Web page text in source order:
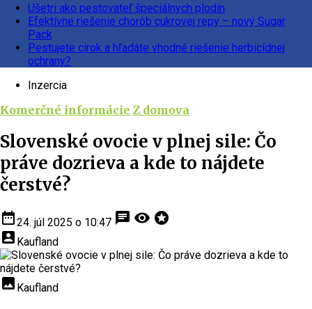
Ušetri ako pestovateľ špeciálnych plodín
Efektívne riešenie chorôb cukrovej repy – nový Sugar
Pack
Pestujete cirok a hľadáte vhodné riešenie herbicídnej
ochrany?
Inzercia
Komerčné informácie Z domova
Slovenské ovocie v plnej sile: Čo
práve dozrieva a kde to nájdete
čerstvé?
date_range24. júl 2025 o 10:47 chat visibility stars
account_box Kaufland
insert_photo Kaufland